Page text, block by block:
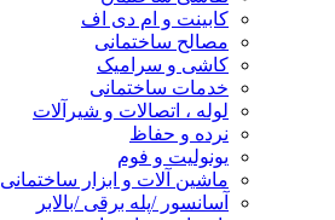
کابینت و ام دی اف
مصالح ساختمانی
کاشی و سرامیک
خدمات ساختمانی
لوله ، اتصالات و شیرآلات
نرده و حفاظ
یونولیت و فوم
ماشین آلات و ابزار ساختمانی
آسانسور /پله برقی /بالابر